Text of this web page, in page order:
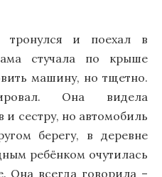
тронулся и поехал в
стучала по крыше
машину, но тщетно.
Она видела
и сестру, но автомобиль
берегу, в деревне
ребёнком очутилась
Она всегда говорила –